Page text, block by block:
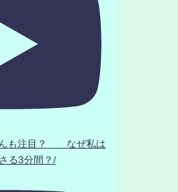
んも注目？ なぜ私は
る3分間？/